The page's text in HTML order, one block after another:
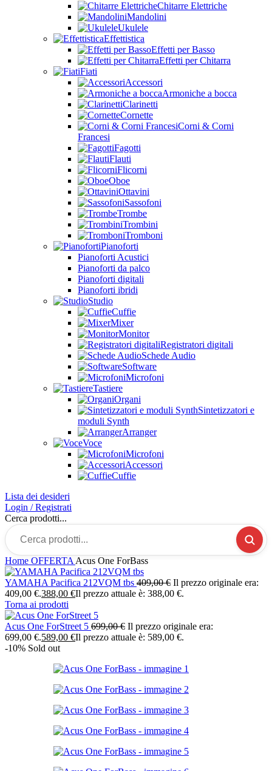
Chitarre Elettriche
Mandolini
Ukulele
Effettistica
Effetti per Basso
Effetti per Chitarra
Fiati
Accessori
Armoniche a bocca
Clarinetti
Cornette
Corni & Corni
Francesi
Fagotti
Flauti
Flicorni
Oboe
Ottavini
Sassofoni
Trombe
Trombini
Tromboni
Pianoforti
Pianoforti Acustici
Pianoforti da palco
Pianoforti digitali
Pianoforti ibridi
Studio
Cuffie
Mixer
Monitor
Registratori digitali
Schede Audio
Software
Microfoni
Tastiere
Organi
Sintetizzatori e
moduli Synth
Arranger
Voce
Microfoni
Accessori
Cuffie
Lista dei desideri
Login / Registrati
Cerca prodotti...
Home OFFERTA Acus One ForBass
YAMAHA Pacifica 212VQM tbs 409,00€ Il prezzo originale era:
409,00 €.388,00 €Il prezzo attuale è: 388,00 €.
Torna ai prodotti
Acus One ForStreet 5 699,00€ Il prezzo originale era:
699,00 €.589,00 €Il prezzo attuale è: 589,00 €.
-10% Sold out